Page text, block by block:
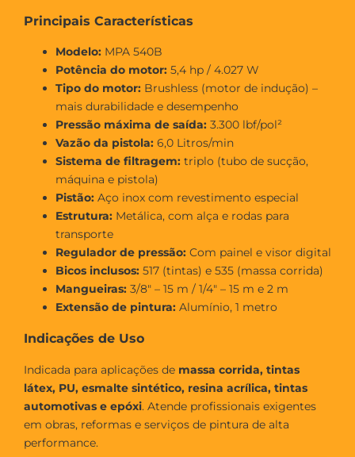
Principais Características
Modelo: MPA 540B
Potência do motor: 5,4 hp / 4.027 W
Tipo do motor: Brushless (motor de indução) –
mais durabilidade e desempenho
Pressão máxima de saída: 3.300 lbf/pol²
Vazão da pistola: 6,0 Litros/min
Sistema de filtragem: triplo (tubo de sucção,
máquina e pistola)
Pistão: Aço inox com revestimento especial
Estrutura: Metálica, com alça e rodas para
transporte
Regulador de pressão: Com painel e visor digital
Bicos inclusos: 517 (tintas) e 535 (massa corrida)
Mangueiras: 3/8" – 15 m / 1/4" – 15 m e 2 m
Extensão de pintura: Alumínio, 1 metro
Indicações de Uso
Indicada para aplicações de massa corrida, tintas
látex, PU, esmalte sintético, resina acrílica, tintas
automotivas e epóxi. Atende profissionais exigentes
em obras, reformas e serviços de pintura de alta
performance.